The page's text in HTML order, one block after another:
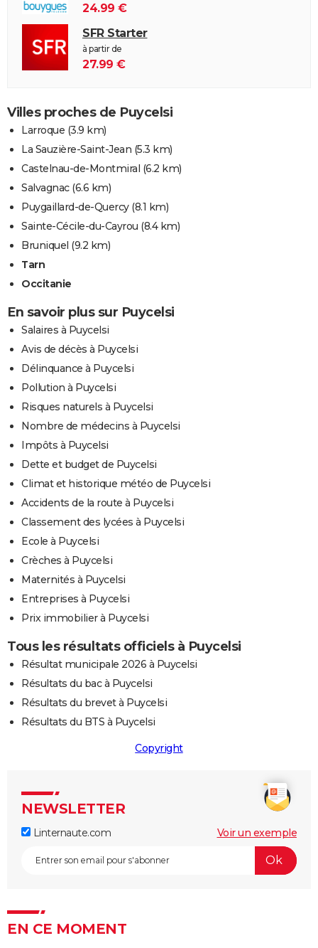
24.99 €
SFR Starter
à partir de
27.99 €
Villes proches de Puycelsi
Larroque (3.9 km)
La Sauzière-Saint-Jean (5.3 km)
Castelnau-de-Montmiral (6.2 km)
Salvagnac(6.6 km)
Puygaillard-de-Quercy(8.1 km)
Sainte-Cécile-du-Cayrou (8.4 km)
Bruniquel (9.2 km)
Tarn
Occitanie
En savoir plus sur Puycelsi
Salaires à Puycelsi
Avis de décès à Puycelsi
Délinquance à Puycelsi
Pollution à Puycelsi
Risques naturels à Puycelsi
Nombre de médecins à Puycelsi
Impôts à Puycelsi
Dette et budget de Puycelsi
Climat et historique météo de Puycelsi
Accidents de la route à Puycelsi
Classement des lycées à Puycelsi
Ecole à Puycelsi
Crèches à Puycelsi
Maternités à Puycelsi
Entreprises à Puycelsi
Prix immobilier à Puycelsi
Tous les résultats officiels à Puycelsi
Résultat municipale 2026 à Puycelsi
Résultats du bac à Puycelsi
Résultats du brevet à Puycelsi
Résultats du BTS à Puycelsi
Copyright
NEWSLETTER
Linternaute.com Voir un exemple
EN CE MOMENT